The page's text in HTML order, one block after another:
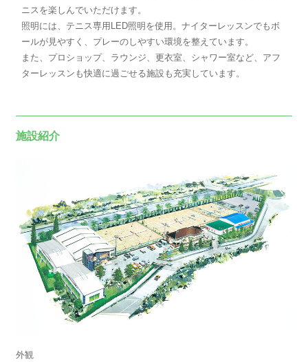
ニスを楽しんでいただけます。
照明には、テニス専用LED照明を使用。ナイターレッスンでもボ
ールが見やすく、プレーのしやすい環境を整えています。
また、プロショップ、ラウンジ、更衣室、シャワー室など、アフ
ターレッスンも快適に過ごせる施設も充実しています。
施設紹介
外観